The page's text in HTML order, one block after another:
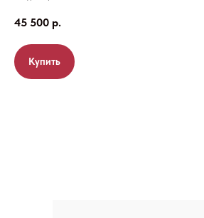
45 500 р.
Купить